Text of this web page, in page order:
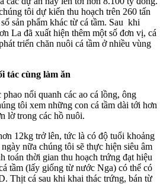
tôi dự kiến thu hoạch trên 260 tấn
sản phẩm khác từ cá tầm. Sau khi
La đã xuất hiện thêm một số đơn vị, cá
triển chăn nuôi cá tầm ở nhiều vùng
tác cùng làm ăn
nổi quanh các ao cá lồng, ông
tôi xem những con cá tầm dài tới hơn
lờ trong các hồ nuôi.
12kg trở lên, tức là có độ tuổi khoảng
nữa chúng tôi sẽ thực hiện siêu âm
toán thời gian thu hoạch trứng đạt hiệu
tầm (lấy giống từ nước Nga) có thể có
Thịt cá sau khi khai thác trứng, bán từ